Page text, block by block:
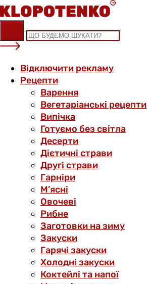
Skip
to
content
Відключити рекламу
Рецепти
Варення
Вегетаріанські рецепти
Випічка
Готуємо без світла
Десерти
Дієтичні страви
Другі страви
Гарніри
М’ясні
Овочеві
Рибне
Заготовки на зиму
Закуски
Гарячі закуски
Холодні закуски
Коктейлі та напої